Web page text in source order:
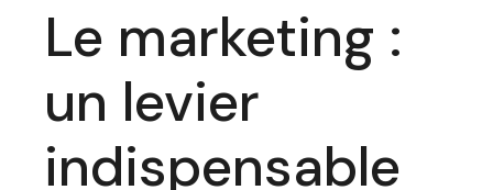
Le marketing :
un levier
indispensable